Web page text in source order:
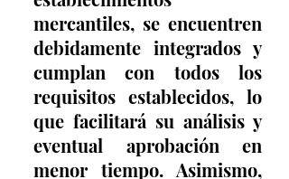
mercantiles, se encuentren
debidamente integrados y
cumplan con todos los
requisitos establecidos, lo
que facilitará su análisis y
eventual aprobación en
menor tiempo. Asimismo,